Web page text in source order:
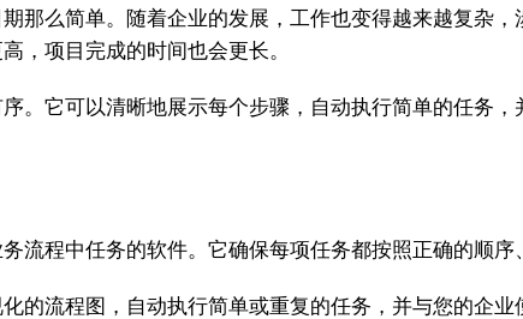
那么简单。随着企业的发展，工作也变得越来越复杂
，项目完成的时间也会更长。
。它可以清晰地展示每个步骤，自动执行简单的任务
流程中任务的软件。它确保每项任务都按照正确的顺序
的流程图，自动执行简单或重复的任务，并与您的企